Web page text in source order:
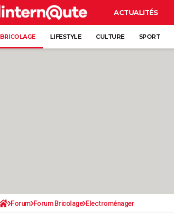
ACTUALITÉS
BRICOLAGE LIFESTYLE CULTURE SPORT
Forum Forum Bricolage Electroménager